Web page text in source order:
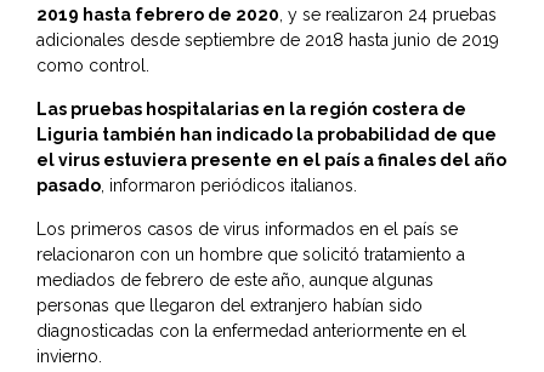
2019 hasta febrero de 2020 , y se realizaron 24 pruebas
adicionales desde septiembre de 2018 hasta junio de 2019
como control.
Las pruebas hospitalarias en la región costera de
Liguria también han indicado la probabilidad de que
el virus estuviera presente en el país a finales del año
pasado , informaron periódicos italianos.
Los primeros casos de virus informados en el país se
relacionaron con un hombre que solicitó tratamiento a
mediados de febrero de este año, aunque algunas
personas que llegaron del extranjero habían sido
diagnosticadas con la enfermedad anteriormente en el
invierno.